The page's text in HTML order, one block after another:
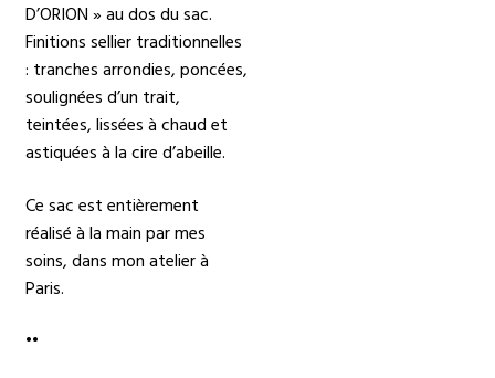
D’ORION » au dos du sac.
Finitions sellier traditionnelles
: tranches arrondies, poncées,
soulignées d’un trait,
teintées, lissées à chaud et
astiquées à la cire d’abeille.
Ce sac est entièrement
réalisé à la main par mes
soins, dans mon atelier à
Paris.
••